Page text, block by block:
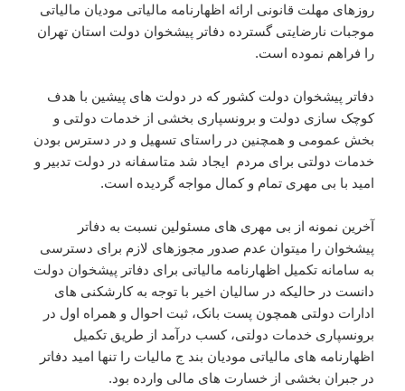
روزهای مهلت قانونی ارائه اظهارنامه مالیاتی مودیان مالیاتی
موجبات نارضایتی گسترده دفاتر پیشخوان دولت استان تهران
را فراهم نموده است.
دفاتر پیشخوان دولت کشور که در دولت های پیشین با هدف
کوچک سازی دولت و برونسپاری بخشی از خدمات دولتی و
بخش عمومی و همچنین در راستای تسهیل و در دسترس بودن
خدمات دولتی برای مردم ایجاد شد متاسفانه در دولت تدبیر و
امید با بی مهری تمام و کمال مواجه گردیده است.
آخرین نمونه از بی مهری های مسئولین نسبت به دفاتر
پیشخوان را میتوان عدم صدور مجوزهای لازم برای دسترسی
به سامانه تکمیل اظهارنامه مالیاتی برای دفاتر پیشخوان دولت
دانست در حالیکه در سالیان اخیر با توجه به کارشکنی های
ادارات دولتی همچون پست بانک، ثبت احوال و همراه اول در
برونسپاری خدمات دولتی، کسب درآمد از طریق تکمیل
اظهارنامه های مالیاتی مودیان بند ج مالیات را تنها امید دفاتر
در جبران بخشی از خسارت های مالی وارده بود.